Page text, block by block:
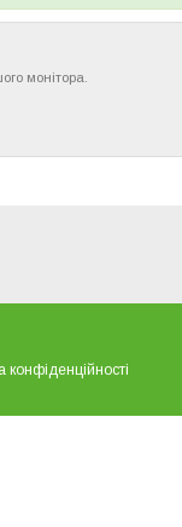
монітора.
конфіденційності